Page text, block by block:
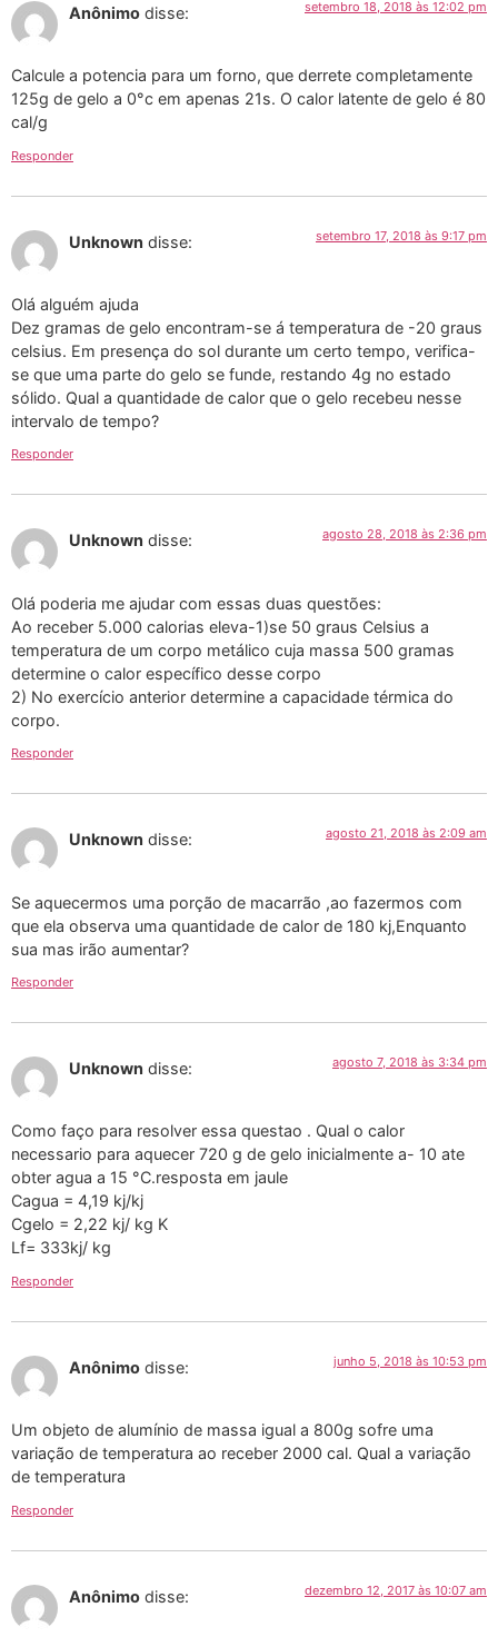
Anônimo disse: setembro 18, 2018 às 12:02 pm
Calcule a potencia para um forno, que derrete completamente
125g de gelo a 0°c em apenas 21s. O calor latente de gelo é 80
cal/g
Responder
Unknown disse: setembro 17, 2018 às 9:17 pm
Olá alguém ajuda
Dez gramas de gelo encontram-se á temperatura de -20 graus
celsius. Em presença do sol durante um certo tempo, verifica-
se que uma parte do gelo se funde, restando 4g no estado
sólido. Qual a quantidade de calor que o gelo recebeu nesse
intervalo de tempo?
Responder
Unknown disse: agosto 28, 2018 às 2:36 pm
Olá poderia me ajudar com essas duas questões:
Ao receber 5.000 calorias eleva-1)se 50 graus Celsius a
temperatura de um corpo metálico cuja massa 500 gramas
determine o calor específico desse corpo
2) No exercício anterior determine a capacidade térmica do
corpo.
Responder
Unknown disse: agosto 21, 2018 às 2:09 am
Se aquecermos uma porção de macarrão ,ao fazermos com
que ela observa uma quantidade de calor de 180 kj,Enquanto
sua mas irão aumentar?
Responder
Unknown disse: agosto 7, 2018 às 3:34 pm
Como faço para resolver essa questao . Qual o calor
necessario para aquecer 720 g de gelo inicialmente a- 10 ate
obter agua a 15 °C.resposta em jaule
Cagua = 4,19 kj/kj
Cgelo = 2,22 kj/ kg K
Lf= 333kj/ kg
Responder
Anônimo disse: junho 5, 2018 às 10:53 pm
Um objeto de alumínio de massa igual a 800g sofre uma
variação de temperatura ao receber 2000 cal. Qual a variação
de temperatura
Responder
Anônimo disse: dezembro 12, 2017 às 10:07 am